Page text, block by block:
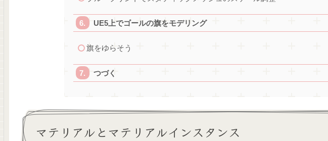
UE5上でゴールの旗をモデリング
旗をゆらそう
つづく
マテリアルとマテリアルインスタンス